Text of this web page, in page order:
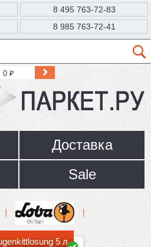
8 495 763-72-83
8 985 763-72-41
0₽
Доставка
Sale
| |
5 л